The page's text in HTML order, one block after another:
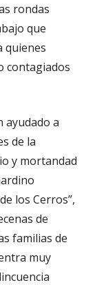
rondas
que
quienes
contagiados
ayudado a
de la
y mortandad
los Cerros”,
de
familias de
muy